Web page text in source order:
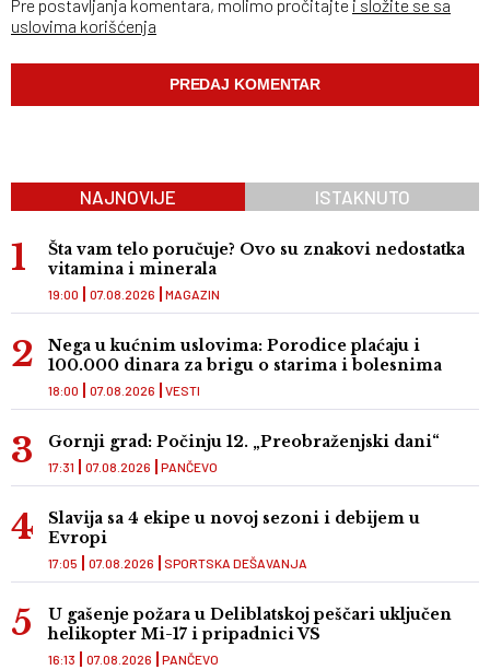
Pre postavljanja komentara, molimo pročitajte i složite se sa
uslovima korišćenja
NAJNOVIJE ISTAKNUTO
Šta vam telo poručuje? Ovo su znakovi nedostatka
vitamina i minerala
MAGAZIN
19:00 07.08.2026
Nega u kućnim uslovima: Porodice plaćaju i
100.000 dinara za brigu o starima i bolesnima
VESTI
18:00 07.08.2026
Gornji grad: Počinju 12. „Preobraženjski dani“
PANČEVO
17:31 07.08.2026
Slavija sa 4 ekipe u novoj sezoni i debijem u
Evropi
SPORTSKA DEŠAVANJA
17:05 07.08.2026
U gašenje požara u Deliblatskoj peščari uključen
helikopter Mi-17 i pripadnici VS
PANČEVO
16:13 07.08.2026